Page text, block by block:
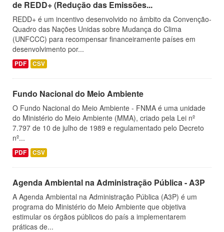
de REDD+ (Redução das Emissões...
REDD+ é um incentivo desenvolvido no âmbito da Convenção-
Quadro das Nações Unidas sobre Mudança do Clima
(UNFCCC) para recompensar financeiramente países em
desenvolvimento por...
PDF CSV
Fundo Nacional do Meio Ambiente
O Fundo Nacional do Meio Ambiente - FNMA é uma unidade
do Ministério do Meio Ambiente (MMA), criado pela Lei nº
7.797 de 10 de julho de 1989 e regulamentado pelo Decreto
nº...
PDF CSV
Agenda Ambiental na Administração Pública - A3P
A Agenda Ambiental na Administração Pública (A3P) é um
programa do Ministério do Meio Ambiente que objetiva
estimular os órgãos públicos do país a implementarem
práticas de...